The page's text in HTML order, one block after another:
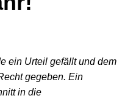
ein Urteil gefällt und dem
gegeben. Ein
in die